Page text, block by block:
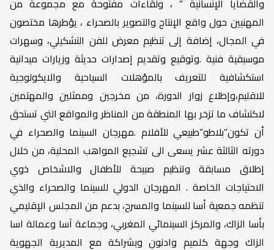
المهنيين حول واقع الإنتاج والتصوير بالصحراء ، يؤطرها مختصون
في المجال، إضافة إلى تنظيم معرض للفن التشكيلي، وسهرات
موسيقية فنية .وتوقيع وتقديم إصدارات حديثة وزيارات ميدانية
استكشافية للتعريف بالمؤهلات السياحية والايكولوجية
للاقليم،وإطلاع زوار الدورة، من مخرجين وممثلين والمهتمين
لاكتشاف ما تزخر بها المنطقة من المناظر والمواقع التي تستحق
أن تكون”بلاطو”طبيعي للأفلام .مهرجان السينما والصحراء في
دورته الثالثة عشر يسعى الى تشجيع المواهب المحلية، من خلال
إطلاق مسابقة وتنظيم صبيحة للأطفال والاشخاص ذوي
الاحتياجات الخاصة . المهرجان الدولي للسينما والصحراء والذي
تنظمه جمعية أسا للسينما والمسرح، بدعم من المجلس الإقليمي
بأسا الزاك، والمركز السينمائي المغربي، وجماعة آسا وعمالة اسا
الزاك وجهة كلميم وادنون وبشراكة مع المديرية الجهوية